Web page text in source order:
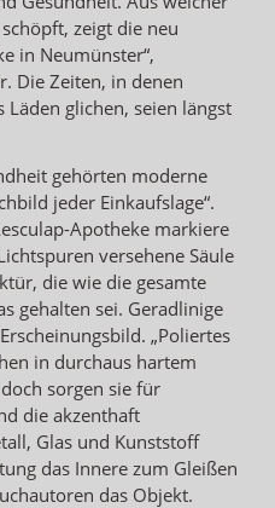
zeigt die neu
in Neumünster“,
Die Zeiten, in denen
glichen, seien längst
gehörten moderne
jeder Einkaufslage“.
Apotheke markiere
versehene Säule
die wie die gesamte
gehalten sei. Geradlinige
„Poliertes
in durchaus hartem
sorgen sie für
die akzenthaft
Glas und Kunststoff
das Innere zum Gleißen
das Objekt.